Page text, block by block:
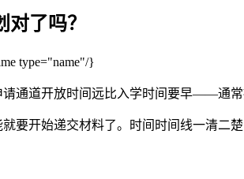
了吗？
type="name"/}
通道开放时间远比入学时间要早——通
要开始递交材料了。时间时间线一清二